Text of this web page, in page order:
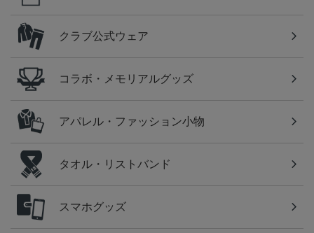
クラブ公式ウェア
コラボ・メモリアルグッズ
アパレル・ファッション小物
タオル・リストバンド
スマホグッズ